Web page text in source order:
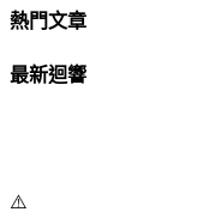
熱門文章
最新迴響
⚠️